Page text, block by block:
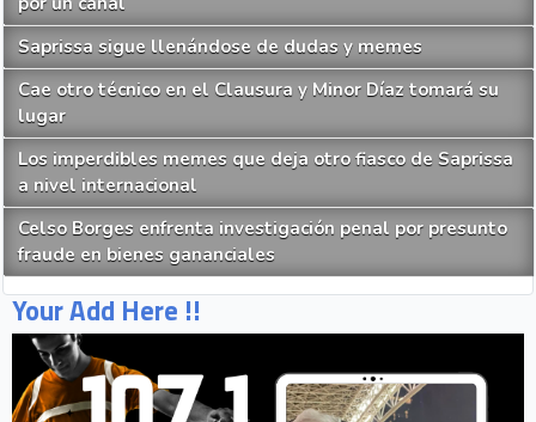
Saprissa sigue llenándose de dudas y memes
Cae otro técnico en el Clausura y Minor Díaz tomará su
lugar
Los imperdibles memes que deja otro fiasco de Saprissa
a nivel internacional
Celso Borges enfrenta investigación penal por presunto
fraude en bienes gananciales
Your Add Here !!